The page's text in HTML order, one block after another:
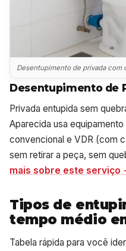
Desentupimento de privada com
Desentupimento de
Privada entupida sem
Aparecida usa
convencional e VDR (com
sem retirar a peça, sem
mais sobre este serviço
Tipos de
tempo médio
Tabela rápida para você